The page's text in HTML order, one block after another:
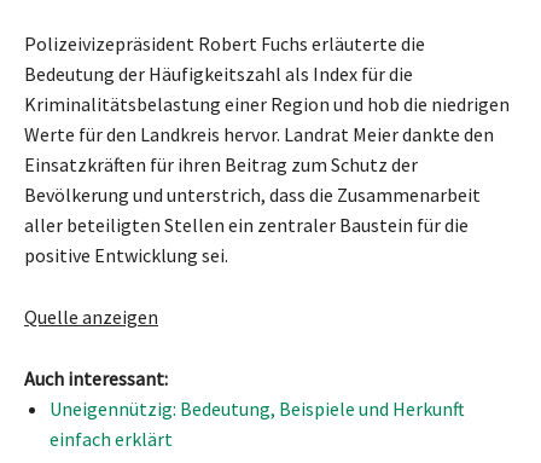
Polizeivizepräsident Robert Fuchs erläuterte die
Bedeutung der Häufigkeitszahl als Index für die
Kriminalitätsbelastung einer Region und hob die niedrigen
Werte für den Landkreis hervor. Landrat Meier dankte den
Einsatzkräften für ihren Beitrag zum Schutz der
Bevölkerung und unterstrich, dass die Zusammenarbeit
aller beteiligten Stellen ein zentraler Baustein für die
positive Entwicklung sei.
Quelle anzeigen
Auch interessant:
Uneigennützig: Bedeutung, Beispiele und Herkunft
einfach erklärt